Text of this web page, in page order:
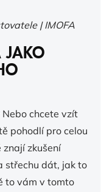
| IMOFA
JAKO
chcete vzít
pohodlí pro celou
znají zkušení
střechu dát, jak to
to vám v tomto